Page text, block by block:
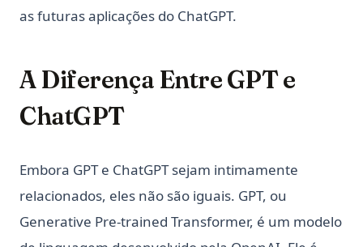
as futuras aplicações do ChatGPT.
A Diferença Entre GPT e
ChatGPT
Embora GPT e ChatGPT sejam intimamente
relacionados, eles não são iguais. GPT, ou
Generative Pre-trained Transformer, é um modelo